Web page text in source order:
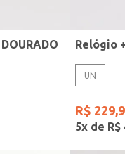
UN
R$ 229,
5x de R$